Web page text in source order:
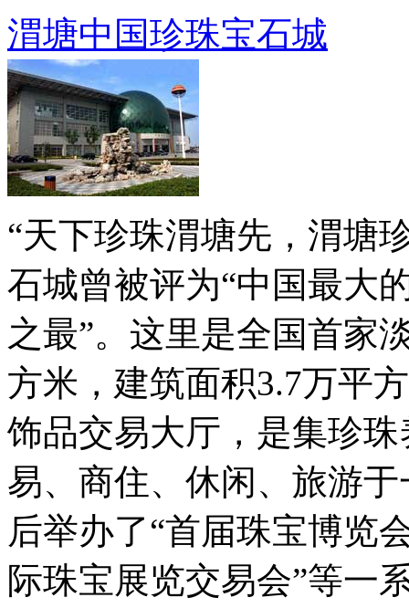
渭塘中国珍珠宝石城
“天下珍珠渭塘先，渭塘
石城曾被评为“中国最大
之最”。这里是全国首家
方米，建筑面积3.7万平
饰品交易大厅，是集珍
易、商住、休闲、旅游
后举办了“首届珠宝博览
际珠宝展览交易会”等一